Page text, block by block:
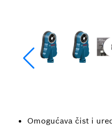
Omogućava čist i